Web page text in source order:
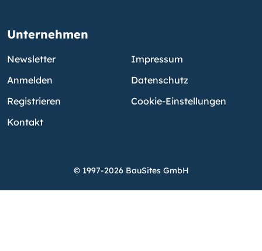
Unternehmen
Newsletter
Anmelden
Registrieren
Kontakt
Impressum
Datenschutz
Cookie-Einstellungen
© 1997-2026 BauSites GmbH